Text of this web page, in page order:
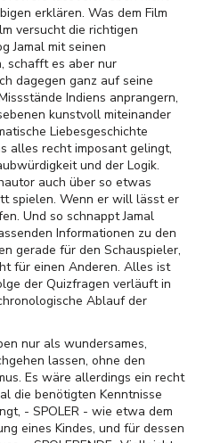
erklären. Was dem Film
versucht die richtigen
Jamal mit seinen
schafft es aber nur
dagegen ganz auf seine
Indiens anprangern,
kunstvoll miteinander
Liebesgeschichte
alles recht imposant gelingt,
und der Logik.
auch über so etwas
spielen. Wenn er will lässt er
Und so schnappt Jamal
Informationen zu den
gerade für den Schauspieler,
für einen Anderen. Alles ist
der Quizfragen verläuft in
Ablauf der
nur als wundersames,
lassen, ohne den
Es wäre allerdings ein recht
die benötigten Kenntnisse
- SPOLER - wie etwa dem
eines Kindes, und für dessen